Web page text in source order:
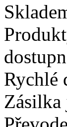
Rychlé
Zásilka